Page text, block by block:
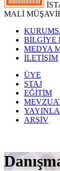
MALİ
BİLGİYE
MEDYA
İLETİŞİM
ÜYE
STAJ
EĞİTİM
ARŞİV